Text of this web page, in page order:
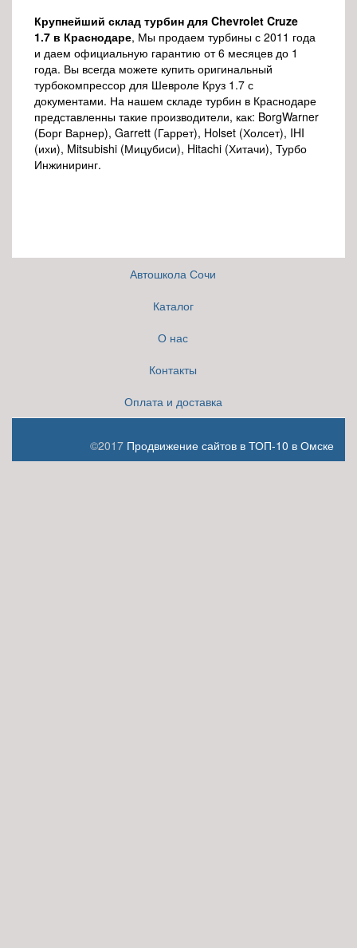
Крупнейший склад турбин для Chevrolet Cruze
1.7 в Краснодаре, Мы продаем турбины с 2011 года
и даем официальную гарантию от 6 месяцев до 1
года. Вы всегда можете купить оригинальный
турбокомпрессор для Шевроле Круз 1.7 с
документами. На нашем складе турбин в Краснодаре
представленны такие производители, как: BorgWarner
(Борг Варнер), Garrett (Гаррет), Holset (Холсет), IHI
(ихи), Mitsubishi (Мицубиси), Hitachi (Хитачи), Турбо
Инжиниринг.
Автошкола Сочи
Каталог
О нас
Контакты
Оплата и доставка
©2017 Продвижение сайтов в ТОП-10 в Омске